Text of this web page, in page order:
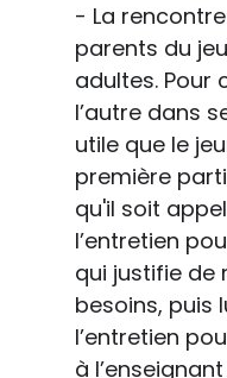
- La
parents du
adultes. Pour
l’autre dans
utile que le
première
qu'il soit
l’entretien
qui justifie de
besoins, puis
l’entretien
à